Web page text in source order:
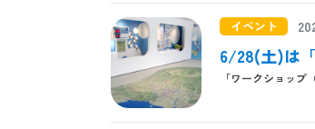
イベント
6/28(土)は
「ワークショ